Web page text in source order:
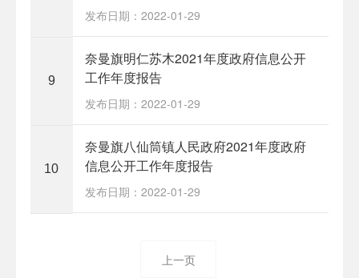
发布日期：2022-01-29
9
奈曼旗明仁苏木2021年度政府信息公开
工作年度报告
发布日期：2022-01-29
10
奈曼旗八仙筒镇人民政府2021年度政府
信息公开工作年度报告
发布日期：2022-01-29
上一页